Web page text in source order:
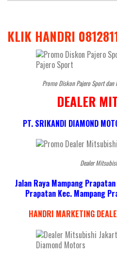
KLIK HANDRI
Promo Diskon Pajero Sport
DEALER
PT. SRIKANDI DIAMOND
Dealer
Jalan Raya Mampang
Prapatan Kec. Mampang
HANDRI MARKETING